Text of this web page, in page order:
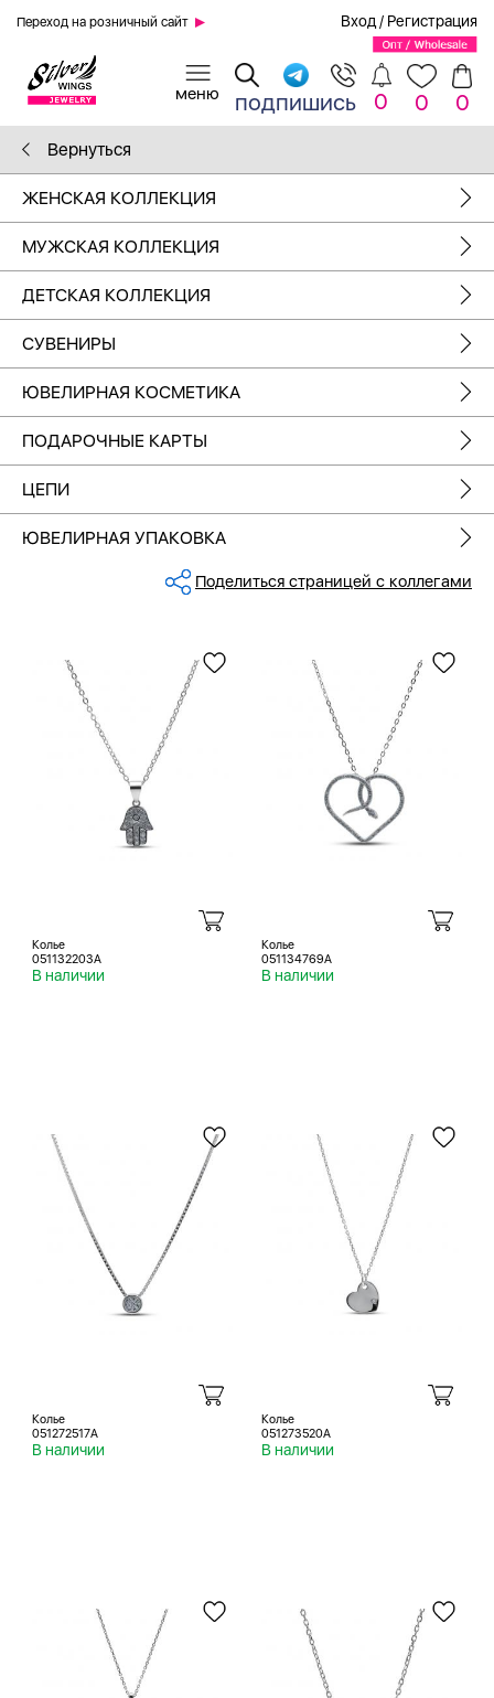
Переход на розничный сайт Вход / Регистрация
подпишись 0 0 0
Вернуться
ЖЕНСКАЯ КОЛЛЕКЦИЯ
МУЖСКАЯ КОЛЛЕКЦИЯ
ДЕТСКАЯ КОЛЛЕКЦИЯ
СУВЕНИРЫ
ЮВЕЛИРНАЯ КОСМЕТИКА
ПОДАРОЧНЫЕ КАРТЫ
ЦЕПИ
ЮВЕЛИРНАЯ УПАКОВКА
Поделиться страницей с коллегами
Колье
051132203A
В наличии
Колье
051134769A
В наличии
Колье
051272517A
В наличии
Колье
051273520A
В наличии